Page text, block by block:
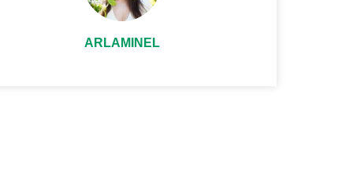
ARLAMINEL